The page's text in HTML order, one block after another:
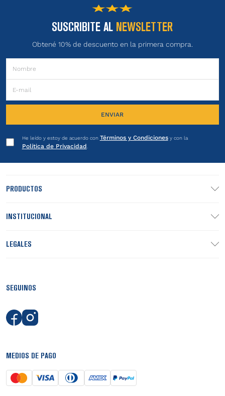
SUSCRIBITE AL NEWSLETTER
Obtené 10% de descuento en la primera compra.
ENVIAR
He leído y estoy de acuerdo con Términos y Condicionesy con la
Política de Privacidad
PRODUCTOS
INSTITUCIONAL
LEGALES
SEGUINOS
MEDIOS DE PAGO